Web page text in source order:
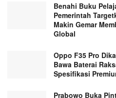
Benahi Buku
Pemerintah
Makin Gemar
Global
Oppo F35 Pro
Bawa Baterai
Spesifikasi
Prabowo Buka